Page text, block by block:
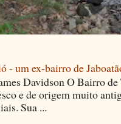
- um ex-bairro de
Davidson O Bairro
e de origem muito
Sua ...